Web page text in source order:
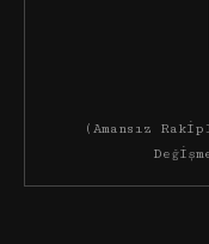
(Amansız